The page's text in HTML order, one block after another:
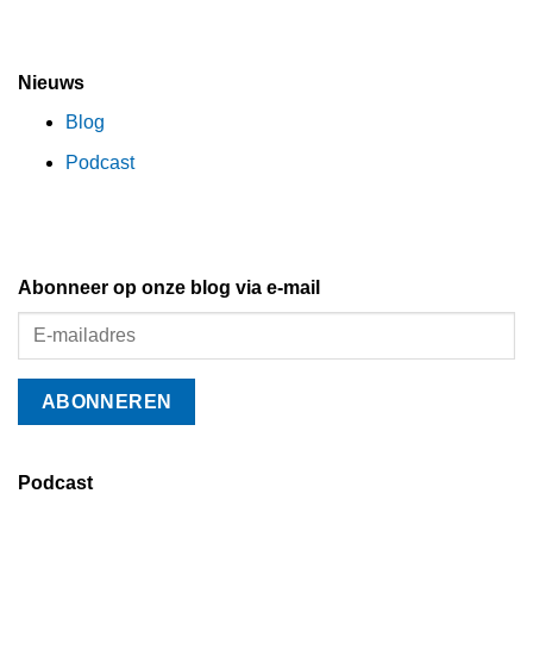
Nieuws
Blog
Podcast
Abonneer op onze blog via e-mail
Podcast